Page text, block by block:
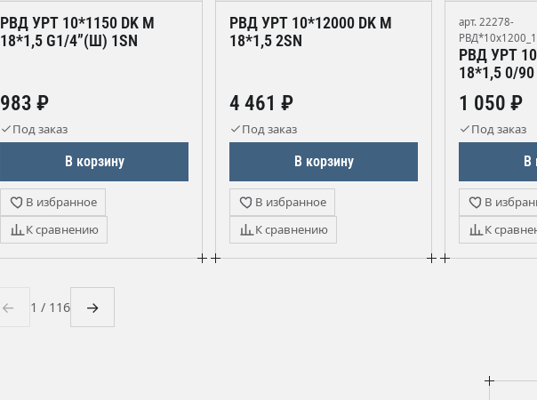
РВД УРТ 10*1150 DK М
18*1,5 G1/4”(Ш) 1SN
983 ₽
Под заказ
В корзину
В избранное
К сравнению
РВД УРТ 10*12000 DK М
18*1,5 2SN
4 461 ₽
Под заказ
В корзину
В избранное
К сравнению
арт. 22278-
РВД УРТ
18*1,5 0/90
1 050 ₽
Под заказ
В
В
К
← 1 / 116 →